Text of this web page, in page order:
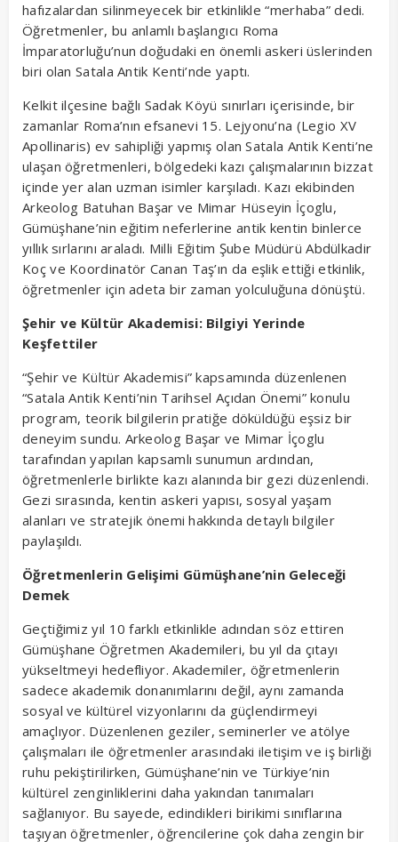
hafızalardan silinmeyecek bir etkinlikle “merhaba” dedi.
Öğretmenler, bu anlamlı başlangıcı Roma
İmparatorluğu’nun doğudaki en önemli askeri üslerinden
biri olan Satala Antik Kenti’nde yaptı.
Kelkit ilçesine bağlı Sadak Köyü sınırları içerisinde, bir
zamanlar Roma’nın efsanevi 15. Lejyonu’na (Legio XV
Apollinaris) ev sahipliği yapmış olan Satala Antik Kenti’ne
ulaşan öğretmenleri, bölgedeki kazı çalışmalarının bizzat
içinde yer alan uzman isimler karşıladı. Kazı ekibinden
Arkeolog Batuhan Başar ve Mimar Hüseyin İçoglu,
Gümüşhane’nin eğitim neferlerine antik kentin binlerce
yıllık sırlarını araladı. Milli Eğitim Şube Müdürü Abdülkadir
Koç ve Koordinatör Canan Taş’ın da eşlik ettiği etkinlik,
öğretmenler için adeta bir zaman yolculuğuna dönüştü.
Şehir ve Kültür Akademisi: Bilgiyi Yerinde
Keşfettiler
“Şehir ve Kültür Akademisi” kapsamında düzenlenen
“Satala Antik Kenti’nin Tarihsel Açıdan Önemi” konulu
program, teorik bilgilerin pratiğe döküldüğü eşsiz bir
deneyim sundu. Arkeolog Başar ve Mimar İçoglu
tarafından yapılan kapsamlı sunumun ardından,
öğretmenlerle birlikte kazı alanında bir gezi düzenlendi.
Gezi sırasında, kentin askeri yapısı, sosyal yaşam
alanları ve stratejik önemi hakkında detaylı bilgiler
paylaşıldı.
Öğretmenlerin Gelişimi Gümüşhane’nin Geleceği
Demek
Geçtiğimiz yıl 10 farklı etkinlikle adından söz ettiren
Gümüşhane Öğretmen Akademileri, bu yıl da çıtayı
yükseltmeyi hedefliyor. Akademiler, öğretmenlerin
sadece akademik donanımlarını değil, aynı zamanda
sosyal ve kültürel vizyonlarını da güçlendirmeyi
amaçlıyor. Düzenlenen geziler, seminerler ve atölye
çalışmaları ile öğretmenler arasındaki iletişim ve iş birliği
ruhu pekiştirilirken, Gümüşhane’nin ve Türkiye’nin
kültürel zenginliklerini daha yakından tanımaları
sağlanıyor. Bu sayede, edindikleri birikimi sınıflarına
taşıyan öğretmenler, öğrencilerine çok daha zengin bir